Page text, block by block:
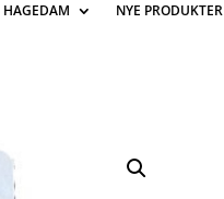
HAGEDAM NYE PRODUKTER